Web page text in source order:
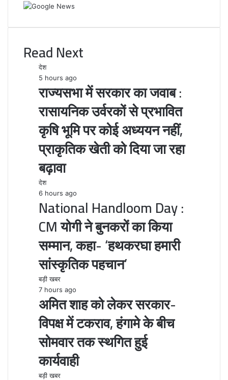
Read Next
देश
5 hours ago
राज्यसभा में सरकार का जवाब :
रासायनिक उर्वरकों से प्रभावित
कृषि भूमि पर कोई अध्ययन नहीं,
प्राकृतिक खेती को दिया जा रहा
बढ़ावा
देश
6 hours ago
National Handloom Day :
CM योगी ने बुनकरों का किया
सम्मान, कहा- ‘हथकरघा हमारी
सांस्कृतिक पहचान’
बड़ी खबर
7 hours ago
अमित शाह को लेकर सरकार-
विपक्ष में टकराव, हंगामे के बीच
सोमवार तक स्थगित हुई
कार्यवाही
बड़ी खबर